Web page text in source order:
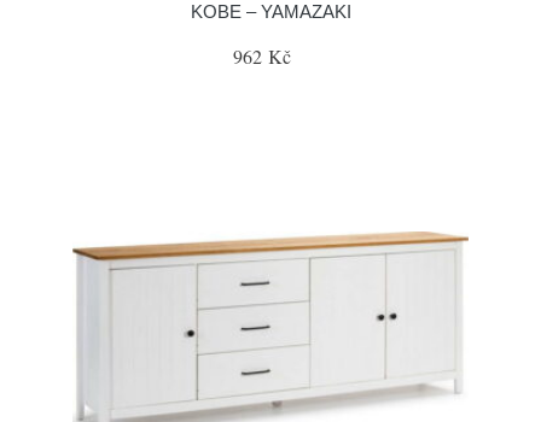
KOBE – YAMAZAKI
962 Kč